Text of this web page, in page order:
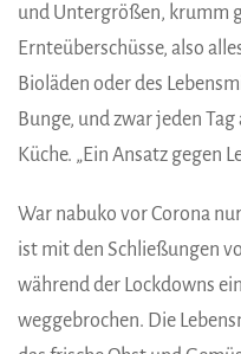
und Untergrößen, krumm
Ernteüberschüsse, also
Bioläden oder des
Bunge, und zwar jeden
Küche. „Ein Ansatz gegen
War nabuko vor Corona
ist mit den Schließungen
während der Lockdowns
weggebrochen. Die